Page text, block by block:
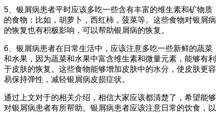
5、银屑病患者平时应该多吃一些含有丰富的维生素和矿物质
的食物：比如，胡萝卜，西红柿，菠菜等。这些食物对银屑病
的恢复也有积极影响，可以帮助银屑病的恢复。
6、银屑病患者在日常生活中，应该注意多吃一些新鲜的蔬菜
和水果，因为蔬菜和水果中富含维生素和微量元素，能够有利
于皮肤的恢复。这些食物能够增加皮肤中的水分，使皮肤更容
易保持弹性，减轻银屑病皮损症状。
通过上文对于的相关介绍，相信大家应该都清楚了，希望能够
对银屑病患者有所帮助。银屑病患者应该注意日常的饮食，以